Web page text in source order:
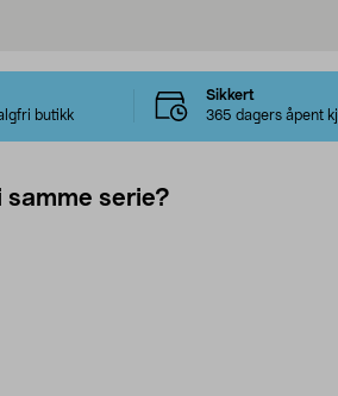
butikk
Sikkert
365 dagers åpent
serie?